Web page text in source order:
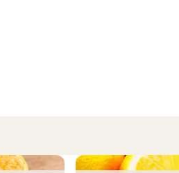
”ふくおとめ”をご用意致しました！